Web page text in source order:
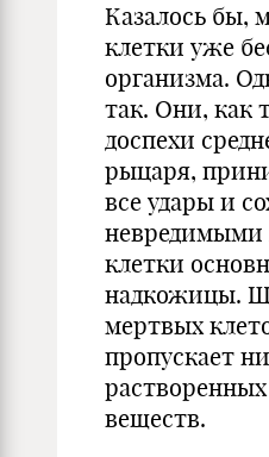
Казалось бы,
клетки уже
организма.
так. Они, как
доспехи
рыцаря,
все удары и
клетки
надкожицы.
мертвых
пропускает
веществ.